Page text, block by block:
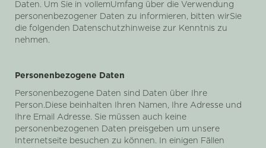
Daten. Um Sie in vollemUmfang über die Verwendung
personenbezogener Daten zu informieren, bitten wirSie
die folgenden Datenschutzhinweise zur Kenntnis zu
nehmen.
Personenbezogene Daten
Personenbezogene Daten sind Daten über Ihre
Person.Diese beinhalten Ihren Namen, Ihre Adresse und
Ihre Email Adresse. Sie müssen auch keine
personenbezogenen Daten preisgeben um unsere
Internetseite besuchen zu können. In einigen Fällen